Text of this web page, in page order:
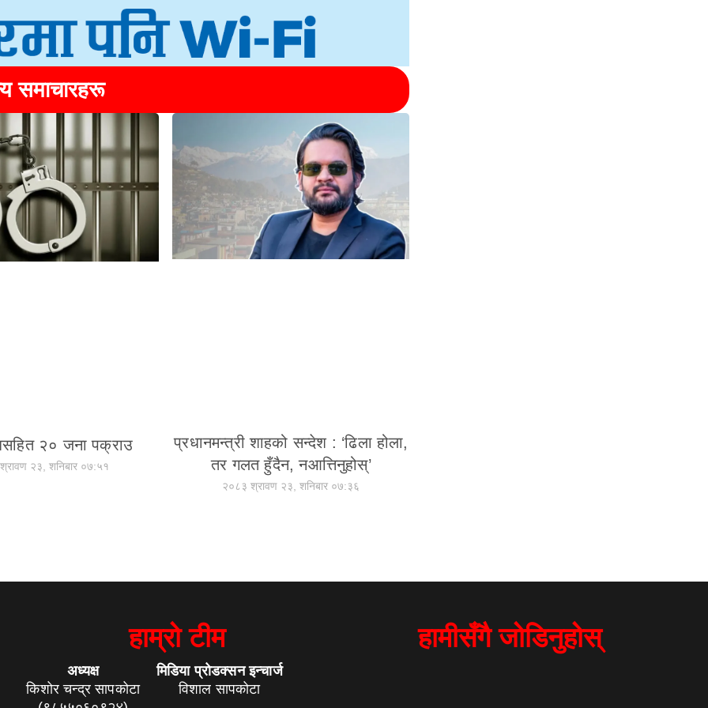
समाचारहरू
२० जना पक्राउ
२३, शनिबार ०७:५१
प्रधानमन्त्री शाहको सन्देश : ‘ढिला होला,
तर गलत हुँदैन, नआत्तिनुहोस्’
२०८३ श्रावण २३, शनिबार ०७:३६
हाम्रो टीम
अध्यक्ष
किशोर चन्द्र सापकोटा
मिडिया प्रोडक्सन इन्चार्ज
विशाल सापकोटा
हामीसँगै जोडिनुहोस्